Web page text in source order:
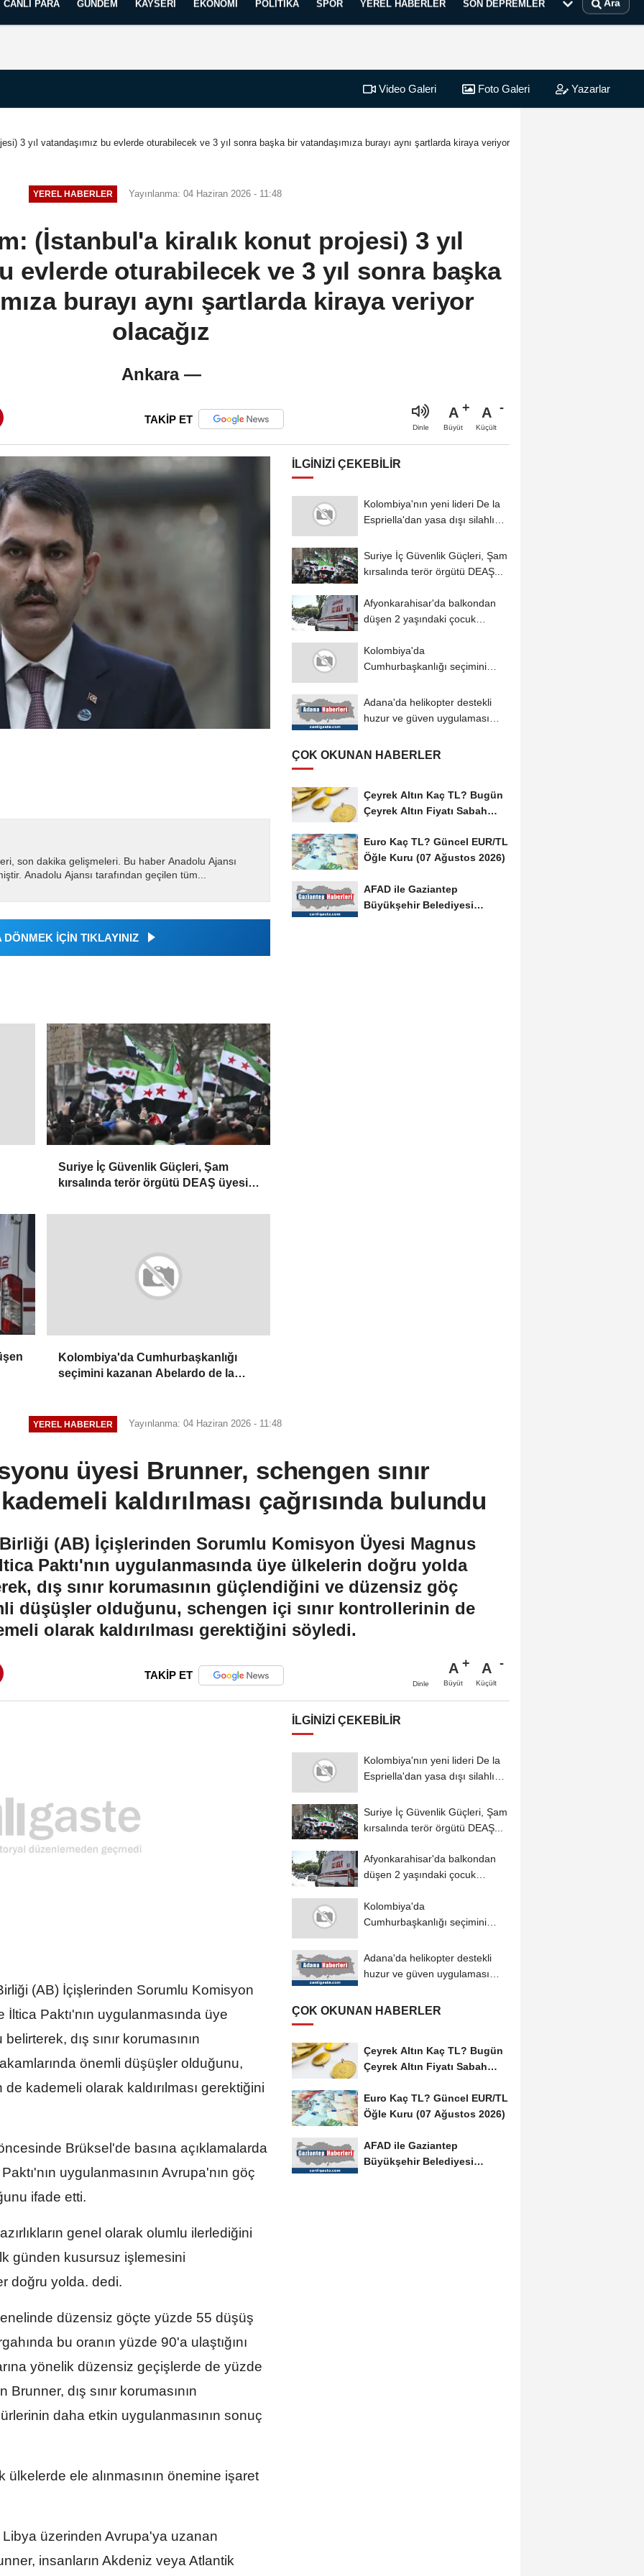
CANLI PARA GÜNDEM KAYSERI EKONOMI POLITIKA SPOR YEREL HABERLER SON DEPREMLER Ara
Video Galeri Foto Galeri Yazarlar
3 yıl vatandaşımız bu evlerde oturabilecek ve 3 yıl sonra başka bir vatandaşımıza burayı aynı şartlarda kiraya veriyor
YEREL HABERLER Yayınlanma: 04 Haziran 2026 - 11:48
(İstanbul'a kiralık konut projesi) 3 yıl
evlerde oturabilecek ve 3 yıl sonra başka
burayı aynı şartlarda kiraya veriyor
olacağız
Ankara —
TAKİP ET
Dinle
A
Büyüt
A
Küçült
son dakika gelişmeleri. Bu haber Anadolu Ajansı
Anadolu Ajansı tarafından geçilen tüm...
DÖNMEK İÇİN TIKLAYINIZ
Suriye İç Güvenlik Güçleri, Şam
kırsalında terör örgütü DEAŞ üyesi 2
Kolombiya'da Cumhurbaşkanlığı
seçimini kazanan Abelardo de la
İLGINIZI ÇEKEBILIR
Kolombiya'nın yeni lideri De la
Espriella'dan yasa dışı silahlı
Suriye İç Güvenlik Güçleri, Şam
kırsalında terör örgütü DEAŞ...
Afyonkarahisar'da balkondan
düşen 2 yaşındaki çocuk
Kolombiya'da
Cumhurbaşkanlığı seçimini
Espriella...
Adana'da helikopter destekli
huzur ve güven uygulaması
ÇOK OKUNAN HABERLER
Çeyrek Altın Kaç TL? Bugün
Çeyrek Altın Fiyatı Sabah
Euro Kaç TL? Güncel EUR/TL
Öğle Kuru (07 Ağustos 2026)
AFAD ile Gaziantep
Büyükşehir Belediyesi
YEREL HABERLER Yayınlanma: 04 Haziran 2026 - 11:48
üyesi Brunner, schengen sınır
kaldırılması çağrısında bulundu
(AB) İçişlerinden Sorumlu Komisyon Üyesi Magnus
Paktı'nın uygulanmasında üye ülkelerin doğru yolda
dış sınır korumasının güçlendiğini ve düzensiz göç
düşüşler olduğunu, schengen içi sınır kontrollerinin de
olarak kaldırılması gerektiğini söyledi.
TAKİP ET
Dinle
A
Büyüt
A
Küçült
(AB) İçişlerinden Sorumlu Komisyon
İltica Paktı'nın uygulanmasında üye
dış sınır korumasının
önemli düşüşler olduğunu,
kademeli olarak kaldırılması gerektiğini
Brüksel'de basına açıklamalarda
uygulanmasının Avrupa'nın göç
ifade etti.
genel olarak olumlu ilerlediğini
günden kusursuz işlemesini
doğru yolda. dedi.
düzensiz göçte yüzde 55 düşüş
bu oranın yüzde 90'a ulaştığını
yönelik düzensiz geçişlerde de yüzde
dış sınır korumasının
daha etkin uygulanmasının sonuç
ülkelerde ele alınmasının önemine işaret
üzerinden Avrupa'ya uzanan
insanların Akdeniz veya Atlantik
İLGINIZI ÇEKEBILIR
Kolombiya'nın yeni lideri De la
Espriella'dan yasa dışı silahlı
Suriye İç Güvenlik Güçleri, Şam
kırsalında terör örgütü DEAŞ...
Afyonkarahisar'da balkondan
düşen 2 yaşındaki çocuk
Kolombiya'da
Cumhurbaşkanlığı seçimini
Espriella...
Adana'da helikopter destekli
huzur ve güven uygulaması
ÇOK OKUNAN HABERLER
Çeyrek Altın Kaç TL? Bugün
Çeyrek Altın Fiyatı Sabah
Euro Kaç TL? Güncel EUR/TL
Öğle Kuru (07 Ağustos 2026)
AFAD ile Gaziantep
Büyükşehir Belediyesi